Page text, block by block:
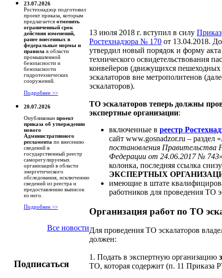
23.07.2026
Ростехнадзор подготовил
проект приказа, которым
предлагается отменить
ограниченный срок
действия изменений,
ранее внесенных в
федеральные нормы и
правила в области
промышленной
безопасности и
безопасности
гидротехнических
сооружений.
Подробнее >>
20.07.2026
Опубликован проект
приказа об утверждении
нового
Административного
регламента по внесению
сведений в
государственный реестр
саморегулируемых
организаций в области
энергетического
обследования, исключению
сведений из реестра и
предоставлению выписок
из него.
Подробнее >>
Все новости
Подписаться
13 июля 2018 г. вступил в силу Приказ
Ростехнадзора № 170 от 13.04.2018.
утвердил новый порядок и форму акта
технического освидетельствования
конвейеров (движущихся
эскалаторов вне метрополитенов
эскалаторов).
ТО эскалаторов теперь должны
экспертные организации:
включенные в реестр
сайт www.gosnadzor.ru – раздел «
постановления Правительства
Федерации от 24.06.2017 № 743
колонка, последняя ссылка
ЭКСПЕРТНЫХ
имеющие в штате
работников для проведения ТО
Организация работ по ТО
Для проведения ТО эскалаторов
должен:
1. Подать в экспертную организацию
ТО, которая содержит (п. 11 Приказа